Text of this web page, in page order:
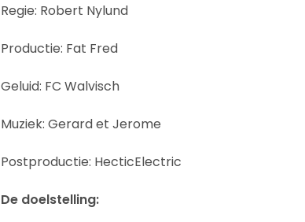
Regie: Robert Nylund
Productie: Fat Fred
Geluid: FC Walvisch
Muziek: Gerard et Jerome
Postproductie: HecticElectric
De doelstelling: